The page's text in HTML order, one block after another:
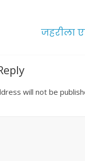
जहरीला
will not be